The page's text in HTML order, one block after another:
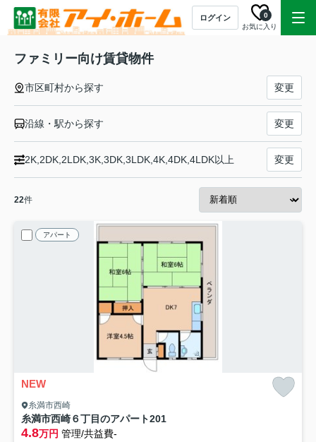
ログイン
お気に入り
0
ファミリー向け賃貸物件
市区町村から探す 変更
沿線・駅から探す 変更
2K,2DK,2LDK,3K,3DK,3LDK,4K,4DK,4LDK以上 変更
22件
アパート
NEW
糸満市西崎
糸満市西崎６丁目のアパート201
4.8万円 管理/共益費-